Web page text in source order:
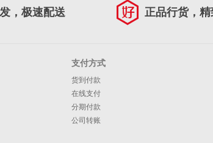
，极速配送 正品行货，
支付方式
货到付款
在线支付
分期付款
公司转账